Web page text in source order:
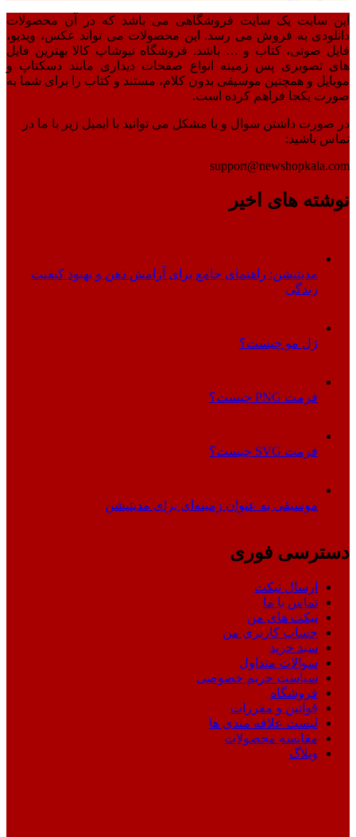
این سایت یک سایت فروشگاهی می باشد که در آن محصولات
دانلودی به فروش می رسد. این محصولات می تواند عکس، ویدیو،
فایل صوتی، کتاب و … باشد. فروشگاه نیوشاپ کالا بهترین فایل
های تصویری پس زمینه انواع صفحات دیداری مانند دسکتاپ و
موبایل و همچنین موسیقی بدون کلام، مستند و کتاب را برای شما به
صورت یکجا فراهم کرده است.
در صورت داشتن سوال و یا مشکل می توانید با ایمیل زیر با ما در
تماس باشید:
support@newshopkala.com
نوشته های اخیر
مدیتیشن: راهنمای جامع برای آرامش ذهن و بهبود کیفیت
زندگی
ژل مو چیست؟
فرمت PNG چیست؟
فرمت SVG چیست؟
موسیقی به عنوان زمینه‌ای برای مدیتیشن
دسترسی فوری
ارسال تیکت
تماس با ما
تیکت های من
حساب کاربری من
سبد خرید
سوالات متداول
سیاست حریم خصوصی
فروشگاه
قوانین و مقررات
لیست علاقه مندی ها
مقایسه محصولات
وبلاگ